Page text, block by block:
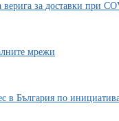
верига за доставки при
мрежи
в България по